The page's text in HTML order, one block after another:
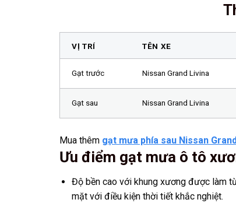
VỊ TRÍ TÊN XE
Gạt trước Nissan Grand Livina
Gạt sau Nissan Grand Livina
Mua thêm gạt mưa phía sau Nissan
Ưu điểm gạt mưa ô tô
Độ bền cao với khung xương được làm
mặt với điều kiện thời tiết khắc nghiệt.